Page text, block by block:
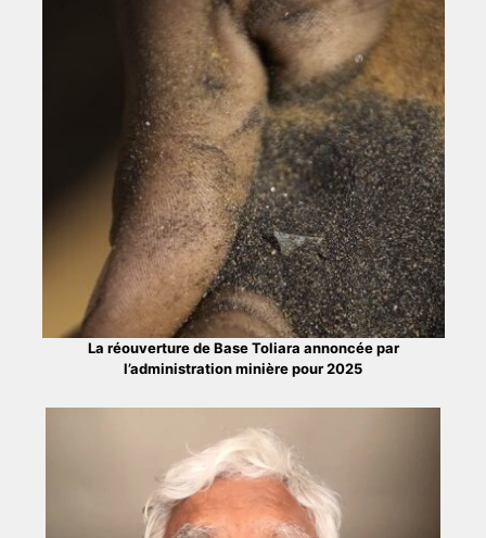
La réouverture de Base Toliara annoncée par
l’administration minière pour 2025